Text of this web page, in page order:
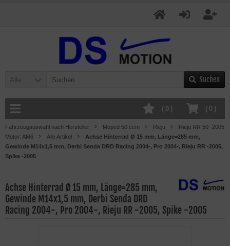
Alle Suchen
( 0 )
( 0 )
Fahrzeugauswahl nach Hersteller Moped 50 ccm Rieju
Rieju RR 50 -2005
Motor: AM6
Alle Artikel
Achse Hinterrad Ø 15 mm, Länge=285 mm,
Gewinde M14x1,5 mm, Derbi Senda DRD Racing 2004-, Pro 2004-, Rieju RR -2005,
Spike -2005
Achse Hinterrad Ø 15 mm, Länge=285 mm,
Gewinde M14x1,5 mm, Derbi Senda DRD
Racing 2004-, Pro 2004-, Rieju RR -2005, Spike -2005